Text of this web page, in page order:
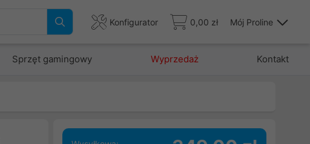
Konfigurator 0,00 zł Mój Proline
Sprzęt gamingowy Wyprzedaż Kontakt